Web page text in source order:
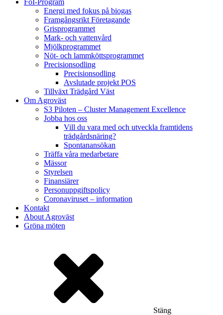
FoI-Program
Energi med fokus på biogas
Framgångsrikt Företagande
Grisprogrammet
Mark- och vattenvård
Mjölkprogrammet
Nöt- och lammköttsprogrammet
Precisionsodling
Precisionsodling
Avslutade projekt POS
Tillväxt Trädgård Väst
Om Agroväst
S3 Piloten – Cluster Management Excellence
Jobba hos oss
Vill du vara med och utveckla framtidens
trädgårdsnäring?
Spontanansökan
Träffa våra medarbetare
Mässor
Styrelsen
Finansiärer
Personuppgiftspolicy
Coronaviruset – information
Kontakt
About Agroväst
Gröna möten
Stäng